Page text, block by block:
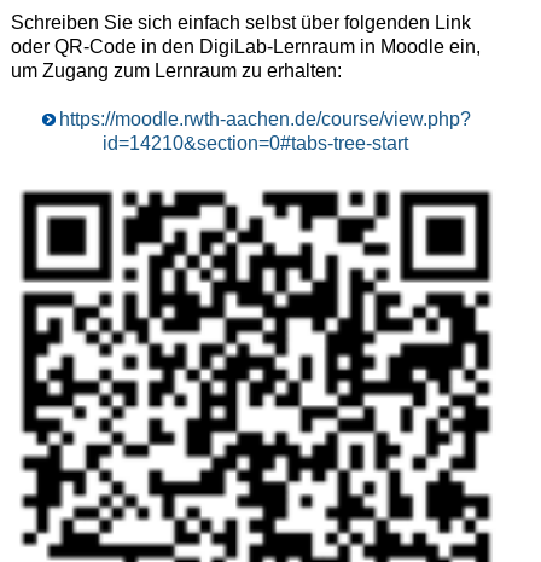
Schreiben Sie sich einfach selbst über folgenden Link
oder QR-Code in den DigiLab-Lernraum in Moodle ein,
um Zugang zum Lernraum zu erhalten:
https://moodle.rwth-aachen.de/course/view.php?
id=14210&section=0#tabs-tree-start